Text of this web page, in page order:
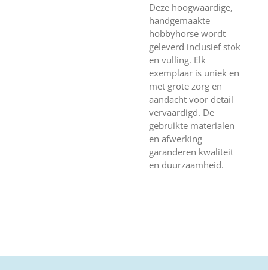
Deze hoogwaardige,
handgemaakte
hobbyhorse wordt
geleverd inclusief stok
en vulling. Elk
exemplaar is uniek en
met grote zorg en
aandacht voor detail
vervaardigd. De
gebruikte materialen
en afwerking
garanderen kwaliteit
en duurzaamheid.